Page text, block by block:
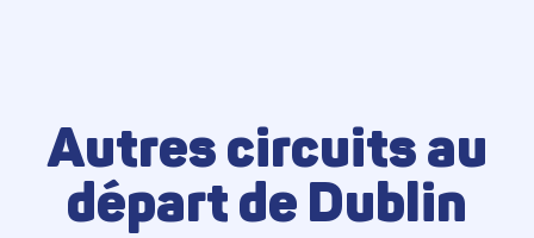
Autres circuits au
départ de Dublin